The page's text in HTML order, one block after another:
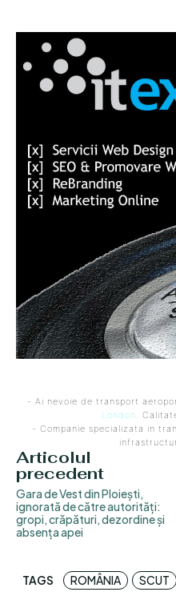
- Ai nevoie de transport
London.
- Companie specializata in
Articolul
precedent
Gara de Vest din Ploiești,
ignorată de către autorități:
gropi, crăpături, dezordine și
absența apei
TAGS ROMÂNIA SCUT